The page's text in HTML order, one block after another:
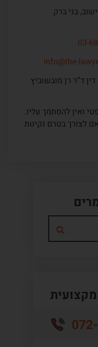
היישוב, בני ברק
03-
info@the-
ד”ר רן מובשוביץ
ואין להסתמך עליו.
לצורך בטרם נקיטת